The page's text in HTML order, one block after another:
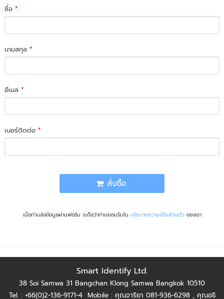
ชื่อ*
นามสกุล*
อีเมล*
เบอร์ติดต่อ*
สั่งซื้อ
เมื่อท่านส่งข้อมูลผ่านฟอร์ม จะถือว่าท่านยอมรับใน นโยบายความเป็นส่วนตัวของเรา
Smart Identify Ltd.
38 Soi Samwa 31 Bangchan Klong Samwa Bangkok 10510
Tel. : +66(0)2-136-9171-4 Mobile : คุณจาริยา 081-936-6298 , คุณอธิ